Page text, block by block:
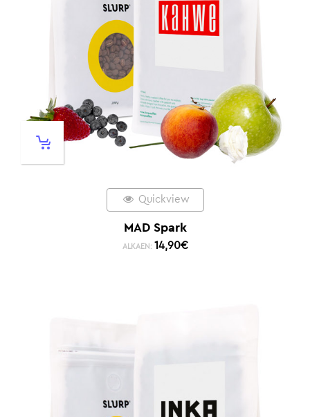
Quickview
MAD Spark
ALKAEN: 14,90€